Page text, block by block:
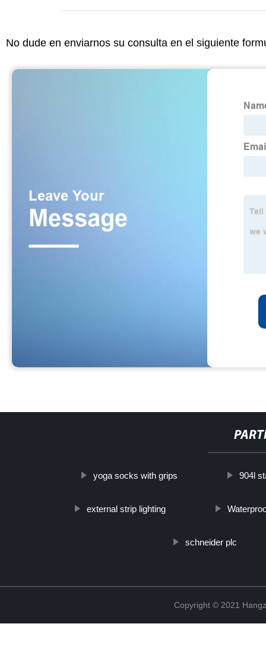
No dude en enviarnos su consulta en el siguiente
yoga socks with grips 904l
external strip lighting
schneider plc
Copyright © 2021